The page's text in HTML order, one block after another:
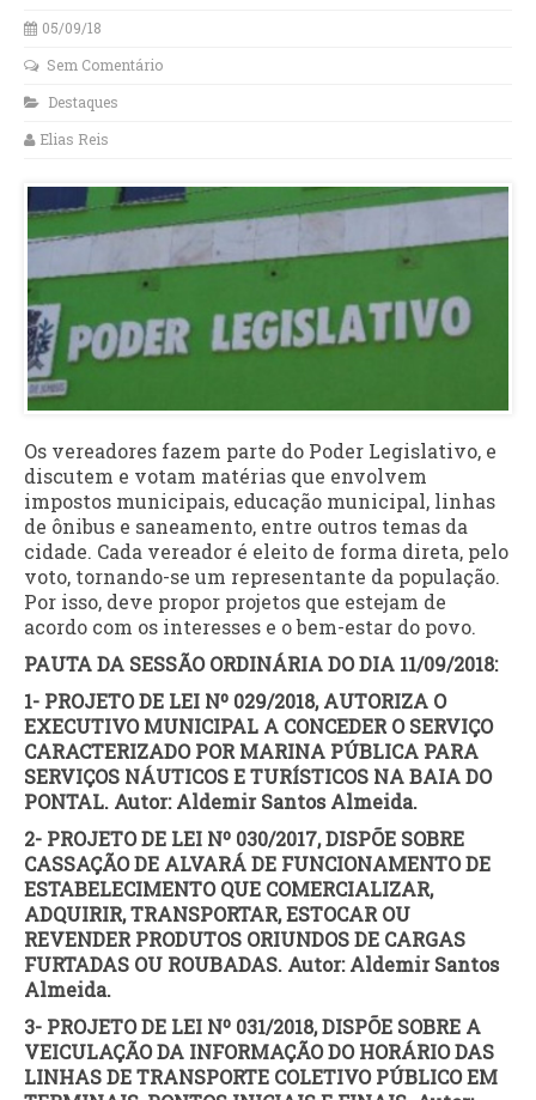
05/09/18
Sem Comentário
Destaques
Elias Reis
Os vereadores fazem parte do Poder Legislativo, e
discutem e votam matérias que envolvem
impostos municipais, educação municipal, linhas
de ônibus e saneamento, entre outros temas da
cidade. Cada vereador é eleito de forma direta, pelo
voto, tornando-se um representante da população.
Por isso, deve propor projetos que estejam de
acordo com os interesses e o bem-estar do povo.
PAUTA DA SESSÃO ORDINÁRIA DO DIA 11/09/2018:
1- PROJETO DE LEI Nº 029/2018, AUTORIZA O
EXECUTIVO MUNICIPAL A CONCEDER O SERVIÇO
CARACTERIZADO POR MARINA PÚBLICA PARA
SERVIÇOS NÁUTICOS E TURÍSTICOS NA BAIA DO
PONTAL. Autor: Aldemir Santos Almeida.
2- PROJETO DE LEI Nº 030/2017, DISPÕE SOBRE
CASSAÇÃO DE ALVARÁ DE FUNCIONAMENTO DE
ESTABELECIMENTO QUE COMERCIALIZAR,
ADQUIRIR, TRANSPORTAR, ESTOCAR OU
REVENDER PRODUTOS ORIUNDOS DE CARGAS
FURTADAS OU ROUBADAS. Autor: Aldemir Santos
Almeida.
3- PROJETO DE LEI Nº 031/2018, DISPÕE SOBRE A
VEICULAÇÃO DA INFORMAÇÃO DO HORÁRIO DAS
LINHAS DE TRANSPORTE COLETIVO PÚBLICO EM